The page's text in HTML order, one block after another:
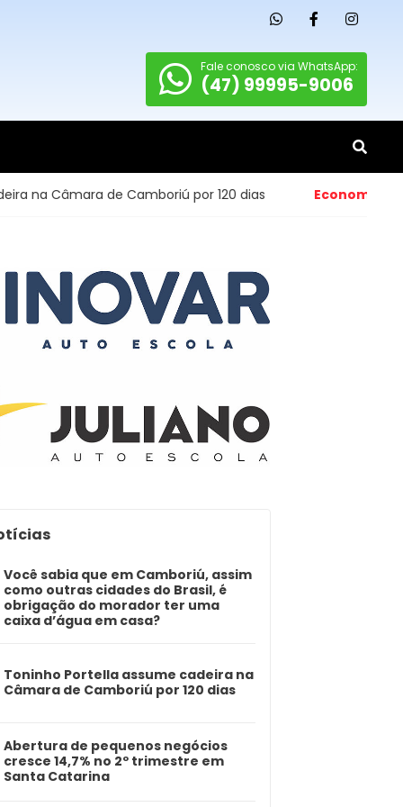
Fale conosco via WhatsApp:
(47) 99995-9006
de Camboriú por 120 dias Economia- Abertura
Você sabia que em Camboriú, assim
como outras cidades do Brasil, é
obrigação do morador ter uma
caixa d’água em casa?
Toninho Portella assume cadeira na
Câmara de Camboriú por 120 dias
Abertura de pequenos negócios
cresce 14,7% no 2º trimestre em
Santa Catarina